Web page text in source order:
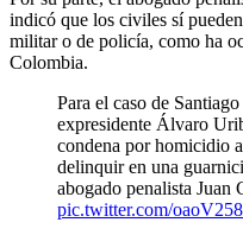
indicó que los civiles sí
militar o de policía, como ha
Colombia.
Para el caso de
expresidente Álvaro
condena por homicidio
delinquir en una
abogado penalista Juan
pic.twitter.com/